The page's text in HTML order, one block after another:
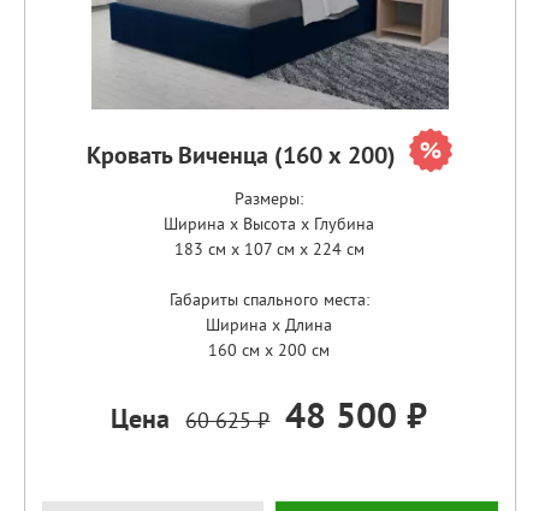
Кровать Виченца (160 х 200)
Размеры:
Ширина x Высота x Глубина
183 см x 107 см x 224 см
Габариты спального места:
Ширина x Длина
160 см x 200 см
Цена 60 625 ₽ 48 500 ₽